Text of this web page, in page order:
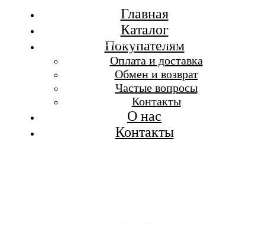
Бесплатная доставка при заказе от 7 000 р.
Главная
Каталог
Покупателям
Оплата и доставка
Обмен и возврат
Частые вопросы
Контакты
О нас
Контакты